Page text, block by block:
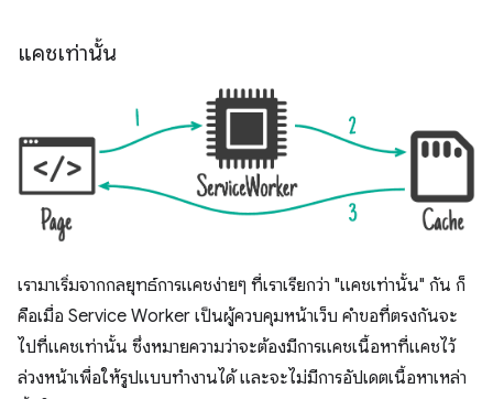
แคชเท่านั้น
เรามาเริ่มจากกลยุทธ์การแคชง่ายๆ ที่เราเรียกว่า "แคชเท่านั้น" กัน ก็
คือเมื่อ Service Worker เป็นผู้ควบคุมหน้าเว็บ คำขอที่ตรงกันจะ
ไปที่แคชเท่านั้น ซึ่งหมายความว่าจะต้องมีการแคชเนื้อหาที่แคชไว้
ล่วงหน้าเพื่อให้รูปแบบทำงานได้ และจะไม่มีการอัปเดตเนื้อหาเหล่า